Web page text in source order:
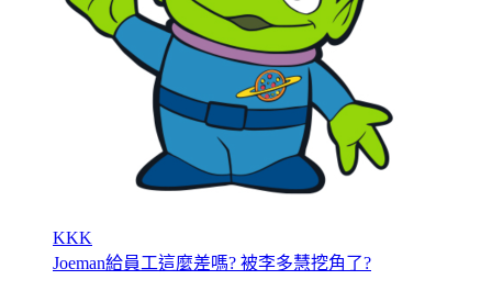
KKK
Joeman給員工這麼差嗎? 被李多慧挖角了?